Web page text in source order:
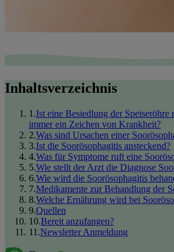
Inhaltsverzeichnis
1 .Ist eine Besiedlung der Speiseröhre
immer ein Zeichen von Krankheit?
2.Was sind Ursachen einer
3.Ist die Soorösophagitis ansteckend?
4.Was für Symptome ruft eine
5.Wie stellt der Arzt die Diagnose
6.Wie wird die Soorösophagitis
7.Medikamente zur Behandlung der
8.Welche Ernährung wird bei
9.Quellen
10.Bereit anzufangen?
11 .Newsletter Anmeldung